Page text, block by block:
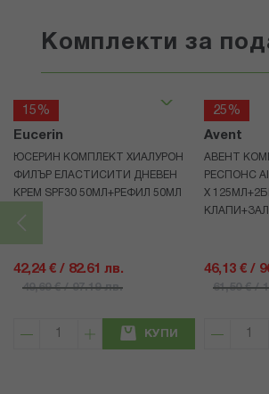
Комплекти за
15%
Eucerin
ЮСЕРИН КОМПЛЕКТ ХИАЛУРОН
ФИЛЪР ЕЛАСТИСИТИ ДНЕВЕН
КРЕМ SPF30 50МЛ+РЕФИЛ 50МЛ
42,24 € / 82.61 лв.
49,69 € / 97.19 лв.
КУПИ
25%
Avent
АВЕНТ
РЕСПОНС
Х
46,13 € /
61,50 € /